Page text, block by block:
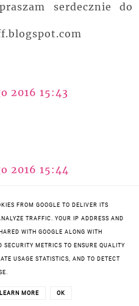
serdecznie do
2016 15:43
2016 15:44
lutego 2016 16:27
to coś dla
FROM GOOGLE TO DELIVER ITS
TRAFFIC. YOUR IP ADDRESS AND
WITH GOOGLE ALONG WITH
SECURITY METRICS TO ENSURE QUALITY
USAGE STATISTICS, AND TO DETECT
LEARN MORE OK